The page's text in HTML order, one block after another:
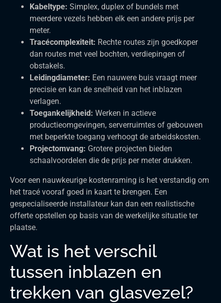
Kabeltype: Simplex, duplex of bundels met
meerdere vezels hebben elk een andere prijs per
meter.
Tracécomplexiteit: Rechte routes zijn goedkoper
dan routes met veel bochten, verdiepingen of
obstakels.
Leidingdiameter: Een nauwere buis vraagt meer
precisie en kan de snelheid van het inblazen
verlagen.
Toegankelijkheid: Werken in actieve
productieomgevingen, serverruimtes of gebouwen
met beperkte toegang verhoogt de arbeidskosten.
Projectomvang: Grotere projecten bieden
schaalvoordelen die de prijs per meter drukken.
Voor een nauwkeurige kostenraming is het verstandig om
het tracé vooraf goed in kaart te brengen. Een
gespecialiseerde installateur kan dan een realistische
offerte opstellen op basis van de werkelijke situatie ter
plaatse.
Wat is het verschil
tussen inblazen en
trekken van glasvezel?